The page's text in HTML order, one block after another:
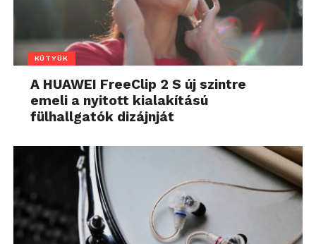
KÜTYÜK
A HUAWEI FreeClip 2 S új szintre
emeli a nyitott kialakítású
fülhallgatók dizájnját